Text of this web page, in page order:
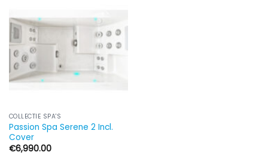
COLLECTIE SPA'S
Passion Spa Serene 2 Incl.
Cover
€6,990.00